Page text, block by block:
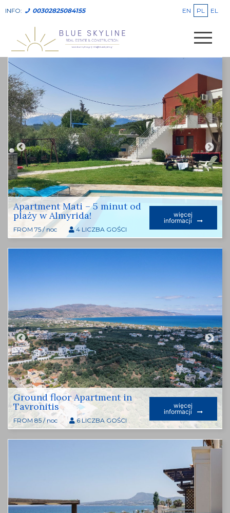
INFO: 00302825084155 EN PL EL
Apartment Mati – 5 minut od
plaży w Almyrida!
FROM 75 / noc 4 LICZBA GOŚCI
więcej
informacji
Ground floor Apartment in
Tavronitis
FROM 85 / noc 6 LICZBA GOŚCI
więcej
informacji